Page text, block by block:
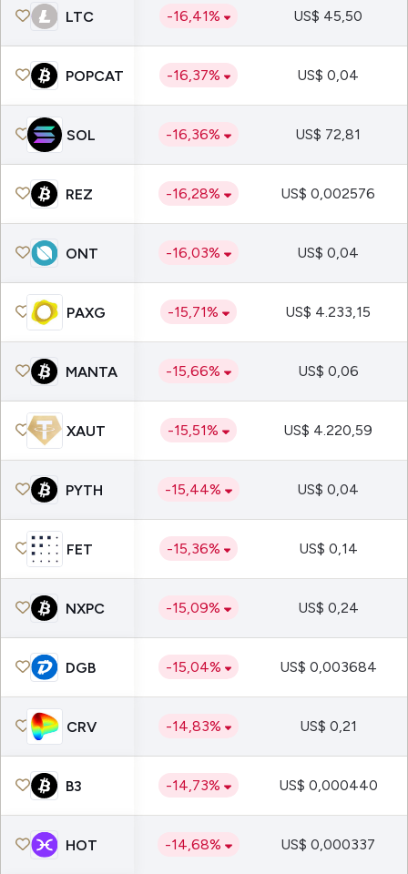
LTC -16,41% US$ 45,50
POPCAT -16,37% US$ 0,04
SOL -16,36% US$ 72,81
REZ -16,28% US$ 0,002576
ONT -16,03% US$ 0,04
PAXG -15,71% US$ 4.233,15
MANTA -15,66% US$ 0,06
XAUT -15,51% US$ 4.220,59
PYTH -15,44% US$ 0,04
FET -15,36% US$ 0,14
NXPC -15,09% US$ 0,24
DGB -15,04% US$ 0,003684
CRV -14,83% US$ 0,21
B3 -14,73% US$ 0,000440
HOT -14,68% US$ 0,000337